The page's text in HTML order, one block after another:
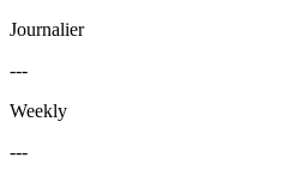
Journalier
---
Weekly
---